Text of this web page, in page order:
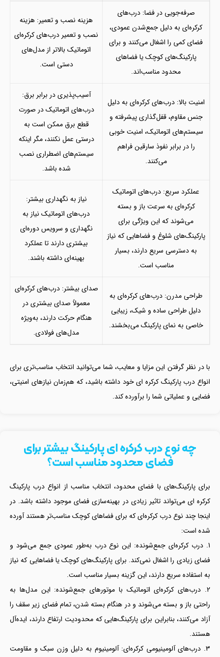
صرفه‌جویی در فضا: درب‌های
کرکره‌ای به دلیل جمع‌شدن عمودی،
فضای کمی را اشغال می‌کنند و برای
پارکینگ‌های کوچک یا فضاهای
محدود مناسب‌اند.
هزینه نصب و تعمیر: هزینه
نصب و تعمیر درب‌های کرکره‌ای
اتوماتیک بالاتر از مدل‌های
دستی است.
امنیت بالا: درب‌های کرکره‌ای به دلیل
جنس مقاوم، قفل‌گذاری پیشرفته و
سیستم‌های اتوماتیک، امنیت خوبی
را در برابر نفوذ سارقین فراهم
می‌کنند.
آسیب‌پذیری در برابر برق:
درب‌های اتوماتیک در صورت
قطع برق ممکن است به
درستی عمل نکنند، مگر اینکه
سیستم‌های اضطراری نصب
شده باشد.
عملکرد سریع: درب‌های اتوماتیک
کرکره‌ای به سرعت باز و بسته
می‌شوند که این ویژگی برای
پارکینگ‌های شلوغ و فضاهایی که نیاز
به دسترسی سریع دارند، بسیار
مناسب است.
نیاز به نگهداری بیشتر:
درب‌های اتوماتیک نیاز به
نگهداری و سرویس دوره‌ای
بیشتری دارند تا عملکرد
بهینه‌ای داشته باشند.
طراحی مدرن: درب‌های کرکره‌ای به
دلیل طراحی ساده و شیک، زیبایی
خاصی به نمای پارکینگ می‌بخشند.
صدای بیشتر: درب‌های کرکره‌ای
معمولاً صدای بیشتری در
هنگام حرکت دارند، به‌ویژه
مدل‌های فولادی.
با در نظر گرفتن این مزایا و معایب، شما می‌توانید انتخاب مناسب‌تری برای
انواع درب پارکینگ کرکره ای خود داشته باشید، که هم‌زمان نیازهای امنیتی،
فضایی و عملیاتی شما را برآورده کند.
چه نوع درب کرکره ای پارکینگ بیشتر برای
فضای محدود مناسب است؟
برای پارکینگ‌های با فضای محدود، انتخاب مناسب از انواع درب پارکینگ
کرکره ای می‌تواند تاثیر زیادی در بهینه‌سازی فضای موجود داشته باشد. در
اینجا چند نوع درب کرکره‌ای که برای فضاهای کوچک مناسب‌تر هستند آورده
شده است:
درب کرکره‌ای جمع‌شونده: این نوع درب به‌طور عمودی جمع می‌شود و
فضای زیادی را اشغال نمی‌کند. برای پارکینگ‌های کوچک یا فضاهایی که نیاز
به استفاده سریع دارند، این گزینه بسیار مناسب است.
درب‌های کرکره‌ای اتوماتیک با موتورهای جمع‌شونده: این مدل‌ها به
راحتی باز و بسته می‌شوند و در هنگام بسته شدن، تمام فضای زیر سقف را
آزاد می‌کنند، بنابراین برای پارکینگ‌هایی که محدودیت ارتفاع دارند، ایده‌آل
هستند.
درب‌های آلومینیومی کرکره‌ای: آلومینیوم به دلیل وزن سبک و مقاومت